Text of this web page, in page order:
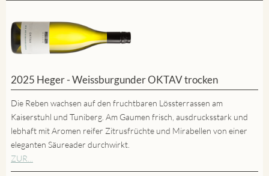
2025 Heger - Weissburgunder OKTAV trocken
Die Reben wachsen auf den fruchtbaren Lössterrassen am
Kaiserstuhl und Tuniberg. Am Gaumen frisch, ausdrucksstark und
lebhaft mit Aromen reifer Zitrusfrüchte und Mirabellen von einer
eleganten Säureader durchwirkt.
ZUR...